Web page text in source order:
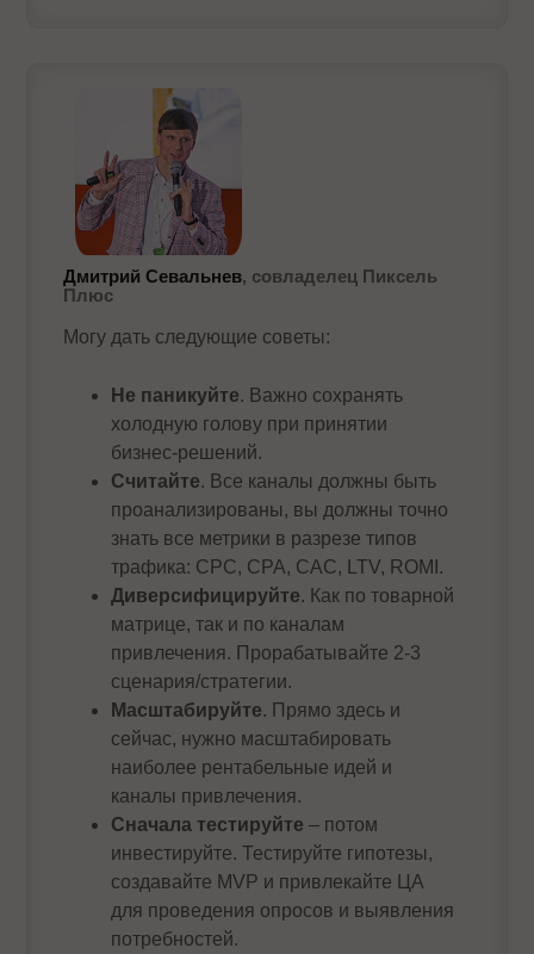
Дмитрий Севальнев, совладелец Пиксель
Плюс
Могу дать следующие советы:
Не паникуйте. Важно сохранять
холодную голову при принятии
бизнес-решений.
Считайте. Все каналы должны быть
проанализированы, вы должны точно
знать все метрики в разрезе типов
трафика: CPC, CPA, CAC, LTV, ROMI.
Диверсифицируйте. Как по товарной
матрице, так и по каналам
привлечения. Прорабатывайте 2-3
сценария/стратегии.
Масштабируйте. Прямо здесь и
сейчас, нужно масштабировать
наиболее рентабельные идей и
каналы привлечения.
Сначала тестируйте – потом
инвестируйте. Тестируйте гипотезы,
создавайте MVP и привлекайте ЦА
для проведения опросов и выявления
потребностей.